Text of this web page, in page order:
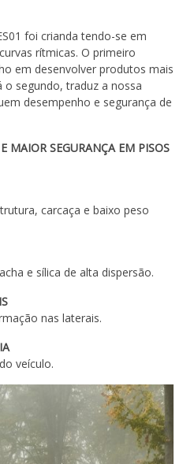
foi crianda tendo-se em
rítmicas. O primeiro
em desenvolver produtos mais
o segundo, traduz a nossa
desempenho e segurança de
MAIOR SEGURANÇA EM PISOS
carcaça e baixo peso
e sílica de alta dispersão.
nas laterais.
veículo.